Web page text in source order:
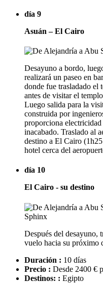
día 9
Asuán – El Cairo
Desayuno a bordo,
realizará un paseo en
donde fue trasladado el
antes de visitar el
Luego salida para la
construida por
proporciona
inacabado. Traslado al
destino a El Cairo
hotel cerca del
día 10
El Cairo - su destino
Después del desayuno,
vuelo hacia su próximo
Duración : 10 días
Precio : Desde 2400 €
Destinos: : Egipto